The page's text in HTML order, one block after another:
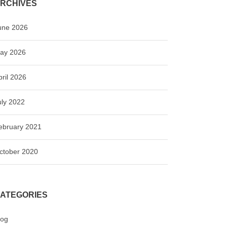
2026
2026
2026
2022
2021
2020